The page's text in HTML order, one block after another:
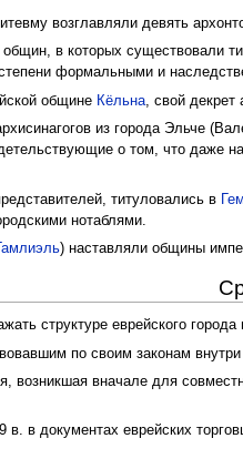
возглавляли девять
в которых существовали
формальными и
общине Кёльна, свой декрет
из города Эльче
о том, что даже
титуловались в
нотаблями.
) наставляли общины
структуре еврейского
по своим законам внутри
возникшая вначале для
в документах еврейских